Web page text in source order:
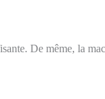
De même, la